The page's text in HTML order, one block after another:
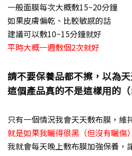
一般面膜每次大概敷15~20分鐘
如果皮膚偏乾、比較敏感的話
建議可以敷10~15分鐘就好
平時大概一週敷個2次就好
請不要保養品都不擦，以為
這個產品真的不是這樣用的（
只有一個情況我會天天敷布膜，維
就是如果我曬得很黑（但沒有曬傷）
我就會每天晚上敷布膜加強保養，